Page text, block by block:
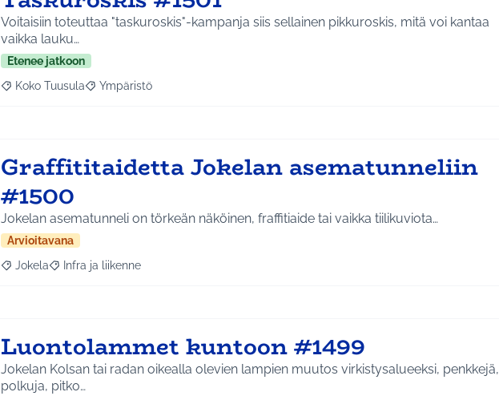
Voitaisiin toteuttaa "taskuroskis"-kampanja siis sellainen pikkuroskis, mitä voi kantaa
vaikka lauku…
Etenee jatkoon
Rajaa tulokset aihepiirin mukaan: Koko Tuusula
Koko Tuusula Rajaa tulokset teeman mukaan: Ympäristö
Ympäristö
Graffititaidetta Jokelan asematunneliin
#1500
Jokelan asematunneli on törkeän näköinen, fraffitiaide tai vaikka tiilikuviota…
Arvioitavana
Rajaa tulokset aihepiirin mukaan: Jokela
Jokela Rajaa tulokset teeman mukaan: Infra ja liikenne
Infra ja liikenne
Luontolammet kuntoon #1499
Jokelan Kolsan tai radan oikealla olevien lampien muutos virkistysalueeksi, penkkejä,
polkuja, pitko…